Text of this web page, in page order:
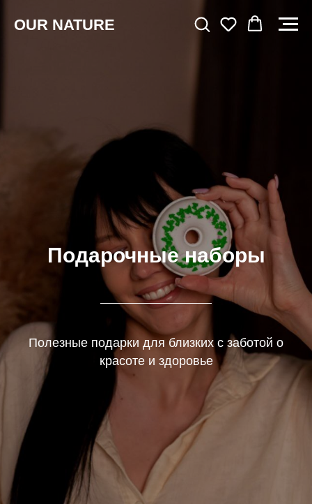
OUR NATURE
Подарочные наборы
Полезные подарки для близких с заботой о
красоте и здоровье